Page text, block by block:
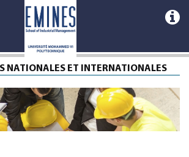
NATIONALES ET INTERNATIONALES